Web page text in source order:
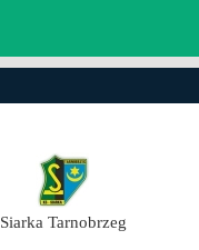
Siarka Tarnobrzeg